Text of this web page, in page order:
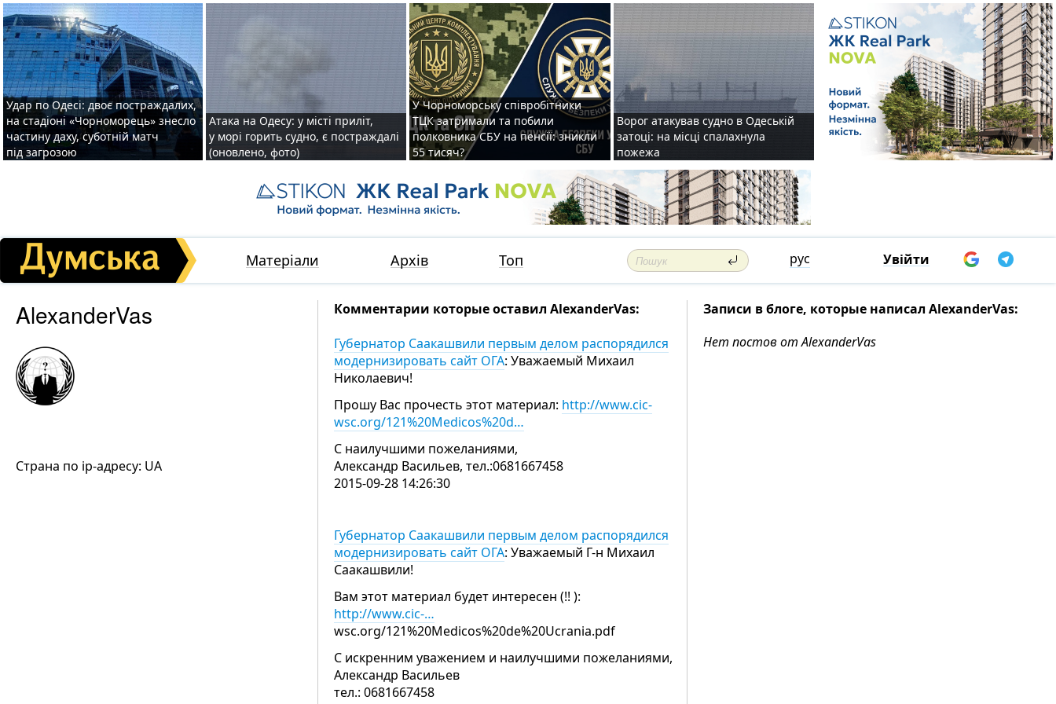
Удар по Одесі: двоє постраждалих,
на стадіоні «Чорноморець» знесло
частину даху, суботній матч
під загрозою
Атака на Одесу: у місті приліт,
у морі горить судно, є постраждалі
(оновлено, фото)
У Чорноморську співробітники
ТЦК затримали та побили
полковника СБУ на пенсії: зникли
55 тисяч?
Ворог атакував судно в Одеській
затоці: на місці спалахнула
пожежа
Матеріали Архів Топ рус Увійти
AlexanderVas
Страна по ip-адресу: UA
Комментарии которые оставил AlexanderVas:
Губернатор Саакашвили первым делом распорядился
модернизировать сайт ОГА: Уважаемый Михаил
Николаевич!
Прошу Вас прочесть этот материал: http://www.cic-
wsc.org/121%20Medicos%20d…
С наилучшими пожеланиями,
Александр Васильев, тел.:0681667458
2015-09-28 14:26:30
Губернатор Саакашвили первым делом распорядился
модернизировать сайт ОГА: Уважаемый Г-н Михаил
Саакашвили!
Вам этот материал будет интересен (!! ):
http://www.cic-…
wsc.org/121%20Medicos%20de%20Ucrania.pdf
С искренним уважением и наилучшими пожеланиями,
Александр Васильев
тел.: 0681667458
Записи в блоге, которые написал AlexanderVas:
Нет постов от AlexanderVas